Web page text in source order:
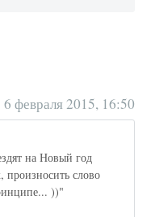
6 февраля 2015, 16:50
на Новый год
произносить слово
))"